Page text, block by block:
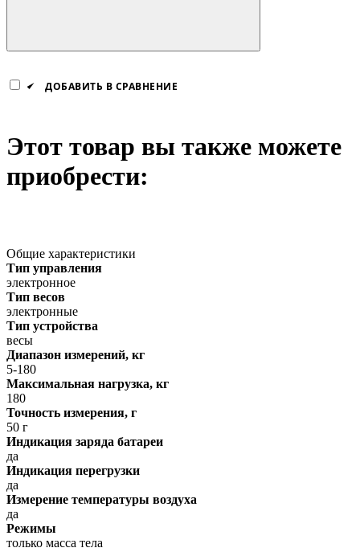
ДОБАВИТЬ В СРАВНЕНИЕ
Этот товар вы также можете
приобрести:
Общие характеристики
Тип управления
электронное
Тип весов
электронные
Тип устройства
весы
Диапазон измерений, кг
5-180
Максимальная нагрузка, кг
180
Точность измерения, г
50 г
Индикация заряда батареи
да
Индикация перегрузки
да
Измерение температуры воздуха
да
Режимы
только масса тела